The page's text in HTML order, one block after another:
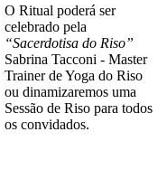
O Ritual poderá ser
celebrado pela
“Sacerdotisa do Riso”
Sabrina Tacconi - Master
Trainer de Yoga do Riso
ou dinamizaremos uma
Sessão de Riso para todos
os convidados.